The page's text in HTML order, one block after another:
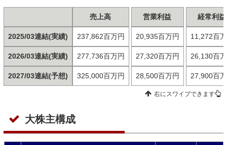
2025/03連結(実績)
2026/03連結(実績)
2027/03連結(予想)
売上高
237,862百万円
277,736百万円
325,000百万円
営業利益
20,935百万円
27,320百万円
28,500百万円
経常利益
11,272百
26,130百
27,900百
右にスワイプできます
大株主構成